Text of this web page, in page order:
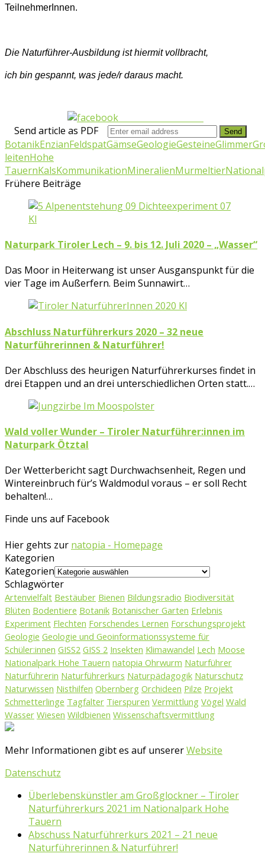
TeilnehmerInnen.
Die Naturführer-Ausbildung ist hiermit vollbracht,
ich bin gespannt, was jede/r daraus macht.
Send article as PDF
BotanikEnzianFeldspatGämseGeologieGesteineGlimmer
leitenHohe
TauernKalsKommunikationMineralienMurmeltier
Frühere Beiträge
Naturpark Tiroler Lech – 9. bis 12. Juli 2020 – „Wasser“
Das Moor in Heiterwang ist unser Ausganspunkt für die
vier Tage im Außerfern. Beim Sunnawirt…
Abschluss Naturführerkurs 2020 – 32 neue
Naturführerinnen & Naturführer!
Der Abschluss des heurigen Naturführerkurses findet in
drei Etappen und an drei unterschiedlichen Orten statt.…
Wald voller Wunder – Tiroler Naturführer:innen im
Naturpark Ötztal
Der Wetterbericht sagt Durchwachsenheit, Regen und
Wintereinbruch für’s Waldmodul voraus – er soll Recht
behalten!…
Finde uns auf Facebook
Hier gehts zur natopia - Homepage
Kategorien
Kategorien
Schlagwörter
Artenvielfalt Bestäuber Bienen Bildungsradio Biodiversität
Blüten Bodentiere Botanik Botanischer Garten Erlebnis
Experiment Flechten Forschendes Lernen Forschungsprojekt
Geologie Geologie und Geoinformationssysteme für
Schüler:innen GISS2 GISS 2 Insekten Klimawandel Lech Moose
Nationalpark Hohe Tauern natopia Ohrwurm Naturführer
Naturführerin Naturführerkurs Naturpädagogik Naturschutz
Naturwissen Nisthilfen Obernberg Orchideen Pilze Projekt
Schmetterlinge Tagfalter Tierspuren Vermittlung Vögel Wald
Wasser Wiesen Wildbienen Wissenschaftsvermittlung
Mehr Informationen gibt es auf unsererWebsite
Datenschutz
Überlebenskünstler am Großglockner – Tiroler
Naturführerkurs 2021 im Nationalpark Hohe
Tauern
Abschuss Naturführerkurs 2021 – 21 neue
Naturführerinnen & Naturführer!